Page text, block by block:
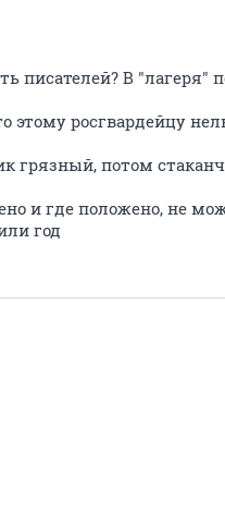
В "лагеря"
этому росгвардейцу
грязный, потом
и где положено, не
год